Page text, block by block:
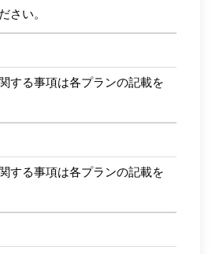
さい。
する事項は各プランの記載を
する事項は各プランの記載を